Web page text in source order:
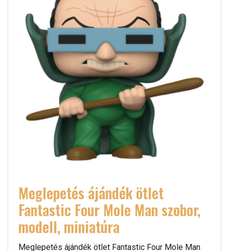
Meglepetés ájándék ötlet
Fantastic Four Mole Man szobor,
modell, miniatúra
Meglepetés ájándék ötlet Fantastic Four Mole Man